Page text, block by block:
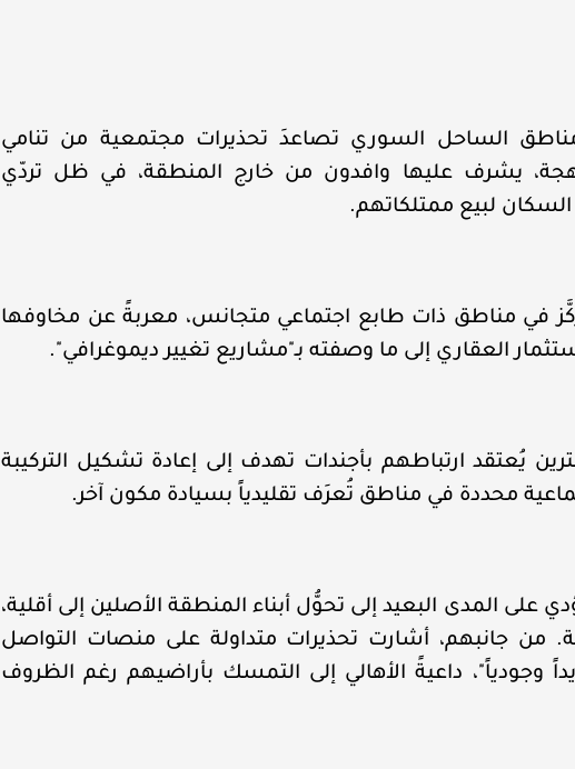
الساحل السوري تصاعدَ تحذيرات مجتمعية من تنامي
يشرف عليها وافدون من خارج المنطقة، في ظل تردّي
لبيع ممتلكاتهم.
في مناطق ذات طابع اجتماعي متجانس، معربةً عن مخاوفها
العقاري إلى ما وصفته بـ"مشاريع تغيير ديموغرافي".
يُعتقد ارتباطهم بأجندات تهدف إلى إعادة تشكيل التركيبة
محددة في مناطق تُعرَف تقليدياً بسيادة مكون آخر.
المدى البعيد إلى تحوُّل أبناء المنطقة الأصلين إلى أقلية،
من جانبهم، أشارت تحذيرات متداولة على منصات التواصل
وجودياً"، داعيةً الأهالي إلى التمسك بأراضيهم رغم الظروف